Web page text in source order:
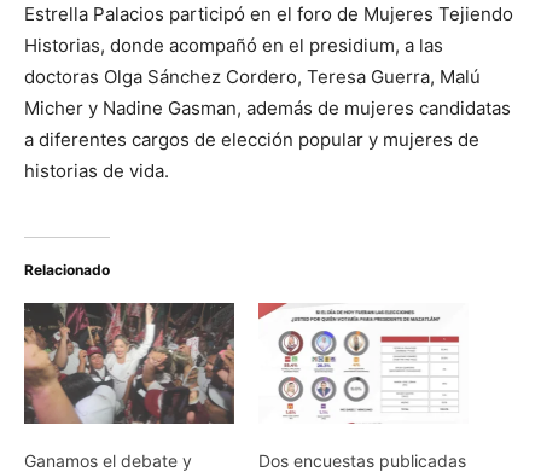
Estrella Palacios participó en el foro de Mujeres Tejiendo
Historias, donde acompañó en el presidium, a las
doctoras Olga Sánchez Cordero, Teresa Guerra, Malú
Micher y Nadine Gasman, además de mujeres candidatas
a diferentes cargos de elección popular y mujeres de
historias de vida.
Relacionado
Ganamos el debate y
Dos encuestas publicadas